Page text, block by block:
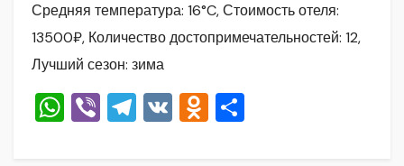
Средняя температура: 16°C, Стоимость отеля:
13500₽, Количество достопримечательностей: 12,
Лучший сезон: зима
W Vi T V O